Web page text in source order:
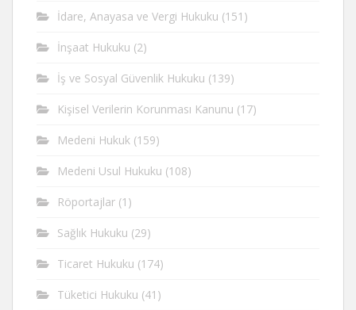
İdare, Anayasa ve Vergi Hukuku (151)
İnşaat Hukuku (2)
İş ve Sosyal Güvenlik Hukuku (139)
Kişisel Verilerin Korunması Kanunu (17)
Medeni Hukuk (159)
Medeni Usul Hukuku (108)
Röportajlar (1)
Sağlık Hukuku (29)
Ticaret Hukuku (174)
Tüketici Hukuku (41)